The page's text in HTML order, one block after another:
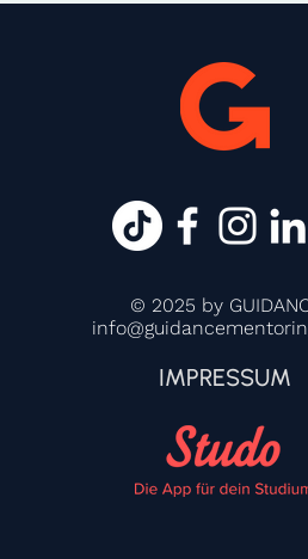
© 2025 by
IMPRESSUM